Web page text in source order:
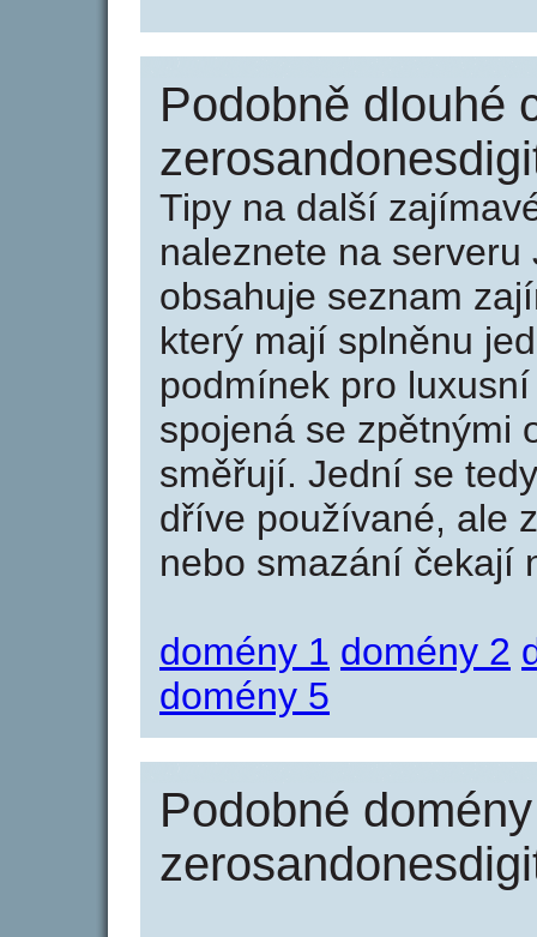
Podobně dlouhé
Tipy na další
naleznete na serveru
obsahuje seznam
který mají splněnu
podmínek pro
spojená se zpětnými
směřují. Jední se
dříve používané, ale
nebo smazání čekají
domény 1 domény 2
domény 5
Podobné